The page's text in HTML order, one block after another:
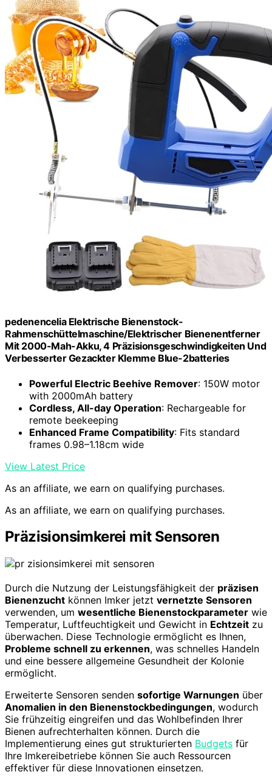
pedenencelia Elektrische Bienenstock-
Rahmenschüttelmaschine/Elektrischer Bienenentferner
Mit 2000-Mah-Akku, 4 Präzisionsgeschwindigkeiten Und
Verbesserter Gezackter Klemme Blue-2batteries
Powerful Electric Beehive Remover: 150W motor
with 2000mAh battery
Cordless, All-day Operation: Rechargeable for
remote beekeeping
Enhanced Frame Compatibility: Fits standard
frames 0.98–1.18cm wide
View Latest Price
As an affiliate, we earn on qualifying purchases.
As an affiliate, we earn on qualifying purchases.
Präzisionsimkerei mit Sensoren
Durch die Nutzung der Leistungsfähigkeit der präzisen
Bienenzucht können Imker jetzt vernetzte Sensoren
verwenden, um wesentliche Bienenstockparameter wie
Temperatur, Luftfeuchtigkeit und Gewicht in Echtzeit zu
überwachen. Diese Technologie ermöglicht es Ihnen,
Probleme schnell zu erkennen, was schnelles Handeln
und eine bessere allgemeine Gesundheit der Kolonie
ermöglicht.
Erweiterte Sensoren senden sofortige Warnungen über
Anomalien in den Bienenstockbedingungen, wodurch
Sie frühzeitig eingreifen und das Wohlbefinden Ihrer
Bienen aufrechterhalten können. Durch die
Implementierung eines gut strukturierten Budgets für
Ihre Imkereibetriebe können Sie auch Ressourcen
effektiver für diese Innovationen einsetzen.